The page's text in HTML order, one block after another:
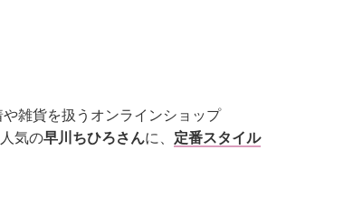
雑貨を扱うオンラインショップ
気の早川ちひろさんに、 定番スタイル